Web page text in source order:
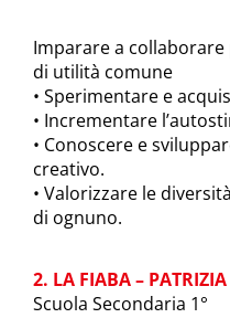
Imparare a
di utilità comune
• Sperimentare e
• Incrementare
• Conoscere e
creativo.
• Valorizzare le
di ognuno.
2. LA FIABA –
Scuola Secondaria 1°